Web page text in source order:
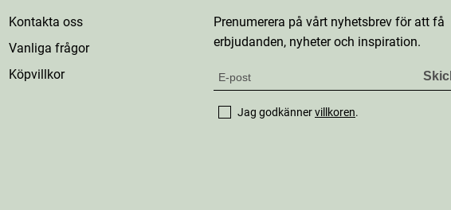
Kontakta oss
Vanliga frågor
Köpvillkor
Prenumerera på vårt nyhetsbrev för att få
erbjudanden, nyheter och inspiration.
Jag godkännervillkoren.